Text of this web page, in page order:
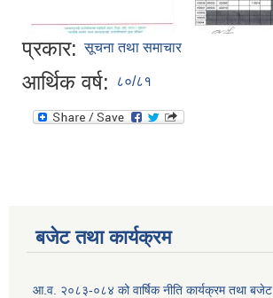
प्रकार: सूचना तथा समाचार
आर्थिक वर्ष: ८०/८१
बजेट तथा कार्यक्रम
आ.व. २०८३-०८४ को वार्षिक नीति कार्यक्रम तथा बजेट